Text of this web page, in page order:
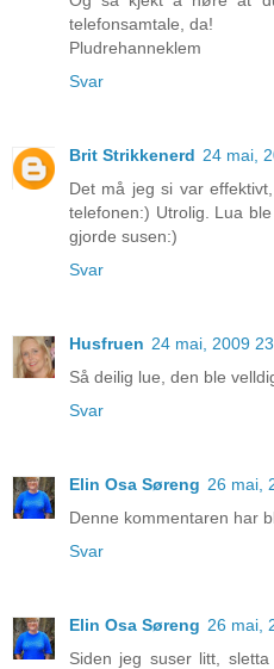
telefonsamtale, da!
Pludrehanneklem
Svar
Brit Strikkenerd 24 mai,
Det må jeg si var
telefonen:) Utrolig. Lua
gjorde susen:)
Svar
Husfruen 24 mai, 2009
Så deilig lue, den ble
Svar
Elin Osa Søreng 26 mai,
Denne kommentaren har
Svar
Elin Osa Søreng 26 mai,
Siden jeg suser litt,